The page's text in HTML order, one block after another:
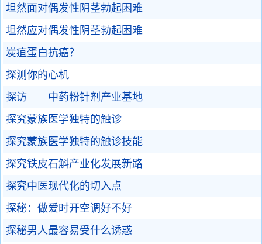
坦然面对偶发性阴茎勃起困难
坦然应对偶发性阴茎勃起困难
炭疽蛋白抗癌？
探测你的心机
探访——中药粉针剂产业基地
探究蒙族医学独特的触诊
探究蒙族医学独特的触诊技能
探究铁皮石斛产业化发展新路
探究中医现代化的切入点
探秘：做爱时开空调好不好
探秘男人最容易受什么诱惑